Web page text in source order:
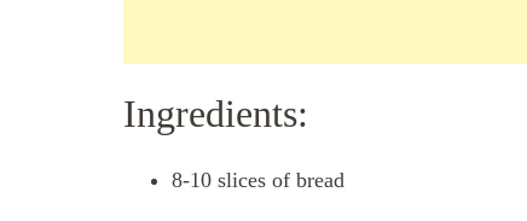
Ingredients:
8-10 slices of bread